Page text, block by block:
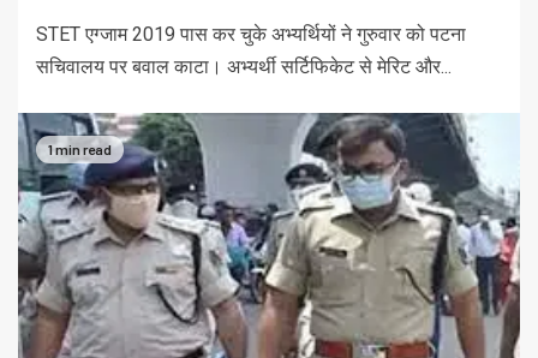
STET एग्जाम 2019 पास कर चुके अभ्यर्थियों ने गुरुवार को पटना
सचिवालय पर बवाल काटा। अभ्यर्थी सर्टिफिकेट से मेरिट और...
1 min read